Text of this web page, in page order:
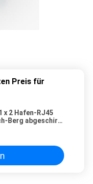
Preis für
x 2 Hafen-RJ45
Berg abgeschirmt